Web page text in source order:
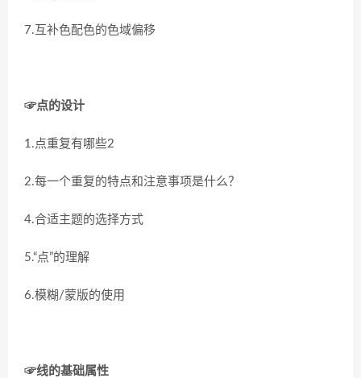
7.互补色配色的色域偏移
☞点的设计
1.点重复有哪些2
2.每一个重复的特点和注意事项是什么？
4.合适主题的选择方式
5.“点”的理解
6.模糊/蒙版的使用
☞线的基础属性